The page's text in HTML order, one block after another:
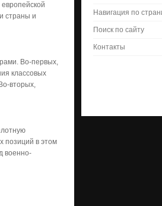
страны и
Во-первых,
классовых
вторых,
позиций в этом
военно-
Навигация по
Поиск по сайту
Контакты